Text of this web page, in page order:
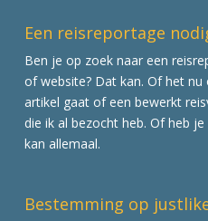
Een reisreportage
Ben je op zoek naar een
of website? Dat kan. Of het
artikel gaat of een bewerkt
die ik al bezocht heb. Of heb
kan allemaal.
Bestemming op